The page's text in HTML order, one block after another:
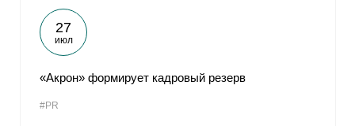
27
июл
«Акрон» формирует кадровый резерв
#PR